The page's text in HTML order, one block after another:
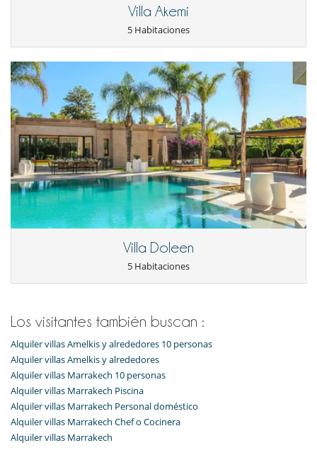
Villa Akemi
5 Habitaciones
Villa Doleen
5 Habitaciones
Los visitantes también buscan :
Alquiler villas Amelkis y alrededores 10 personas
Alquiler villas Amelkis y alrededores
Alquiler villas Marrakech 10 personas
Alquiler villas Marrakech Piscina
Alquiler villas Marrakech Personal doméstico
Alquiler villas Marrakech Chef o Cocinera
Alquiler villas Marrakech